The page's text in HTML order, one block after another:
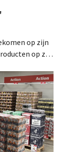
op zijn
op zijn